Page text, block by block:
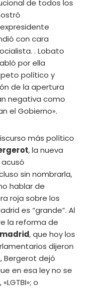
de todos los
con cara
. Lobato
por ella
político y
de la apertura
negativa como
el Gobierno».
más político
, la nueva
sin nombrarla,
hablar de
roja sobre los
es “grande”. Al
la reforma de
, que hoy los
dijeron
Bergerot dejó
en esa ley no se
o